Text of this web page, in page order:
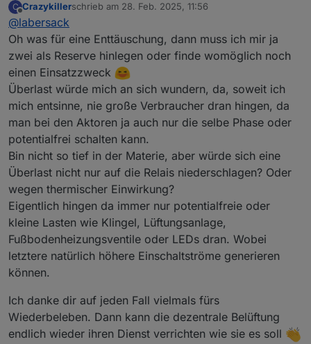
von drei....
weitere Kondensatoren gewechselt, und jetzt
funktionieren alle drei wieder, tut mir leid ;-)
Der dritte, der durchgebrannte Teile hatte, wurde
Den würde ich etwas kritischer beobachten, weil
der nicht den normalen C26-Fehler (hier C7-Fehler)
hatte, sondern nach meiner Meinung durch
Überlastung ausfiel. Habe ihn jetzt erfolgreich paar
Stunden mit 35W-Lampen getestet, aber wie
gesagt, der war anders defekt als normalerweise.
C
Offline
Crazykillerschrieb am 28. Feb. 2025, 11:56
zuletzt editiert von
@labersack
Oh was für eine Enttäuschung, dann muss ich mir ja
zwei als Reserve hinlegen oder finde womöglich noch
einen Einsatzzweck
Überlast würde mich an sich wundern, da, soweit ich
mich entsinne, nie große Verbraucher dran hingen, da
man bei den Aktoren ja auch nur die selbe Phase oder
potentialfrei schalten kann.
Bin nicht so tief in der Materie, aber würde sich eine
Überlast nicht nur auf die Relais niederschlagen? Oder
wegen thermischer Einwirkung?
Eigentlich hingen da immer nur potentialfreie oder
kleine Lasten wie Klingel, Lüftungsanlage,
Fußbodenheizungsventile oder LEDs dran. Wobei
letztere natürlich höhere Einschaltströme generieren
können.
Ich danke dir auf jeden Fall vielmals fürs
Wiederbeleben. Dann kann die dezentrale Belüftung
endlich wieder ihren Dienst verrichten wie sie es soll